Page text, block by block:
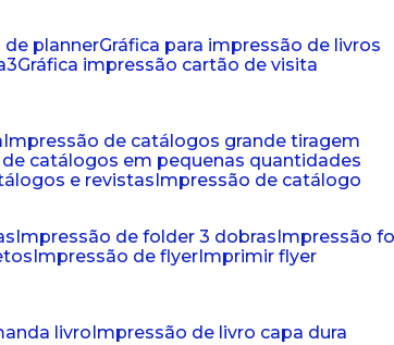
de planner
gráfica para impressão de livros
gráfica impressão cartão de visita
impressão de catálogos grande tiragem
de catálogos em pequenas quantidades
e revistas impressão de catálogo
impressão de folder 3 dobras impressão
impressão de flyer imprimir flyer
livro impressão de livro capa dura